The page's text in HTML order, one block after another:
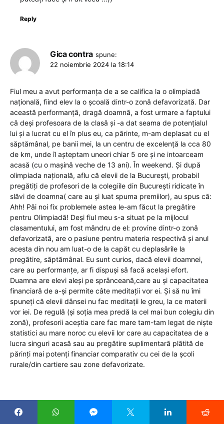
Reply
Gica contra spune:
22 noiembrie 2024 la 18:14
Fiul meu a avut performanța de a se califica la o olimpiadă
națională, fiind elev la o școală dintr-o zonă defavorizată. Dar
această performanță, dragă doamnă, a fost urmare a faptului
că deși profesoara de la clasă și -a dat seama de potențialul
lui și a lucrat cu el în plus eu, ca părinte, m-am deplasat cu el
săptămânal, pe banii mei, la un centru de excelență la cca 80
de km, unde îl așteptam uneori chiar 5 ore și ne intoarceam
acasă (cu o mașină veche de 13 ani). În weekend. Și după
olimpiada națională, aflu că elevii de la București, probabil
pregătiți de profesori de la colegiile din București ridicate în
slăvi de doamna( care au și luat spuma premiilor), au spus că:
Ahh! Păi noi fix problemele astea le-am făcut la pregătire
pentru Olimpiadă! Deși fiul meu s-a situat pe la mijlocul
clasamentului, am fost mândru de el: provine dintr-o zonă
defavorizată, are o pasiune pentru materia respectivă și anul
acesta din nou am luat-o de la capăt cu deplasările la
pregătire, săptămânal. Eu sunt curios, dacă elevii doamnei,
care au performanțe, ar fi dispuși să facă același efort.
Duamna are elevi aleși pe sprânceană,care au și capacitatea
financiară de a-și permite câte meditații vor ei. Și să nu îmi
spuneți că elevii dânsei nu fac meditații le greu, la ce materii
vor iei. De regulă (și soția mea predă la cel mai bun colegiu din
zonă), profesorii aceștia care fac mare tam-tam legat de niște
statistici au mare noroc cu elevii lor care au capacitatea de a
lucra singuri acasă sau au pregătire suplimentară plătită de
părinți mai potenți financiar comparativ cu cei de la școli
rurale/din cartiere sau zone defavorizate.
Reply